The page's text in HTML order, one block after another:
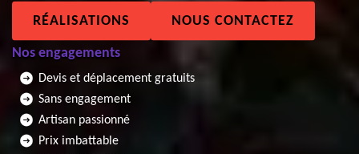
RÉALISATIONS NOUS CONTACTEZ
Nos engagements
Devis et déplacement gratuits
Sans engagement
Artisan passionné
Prix imbattable